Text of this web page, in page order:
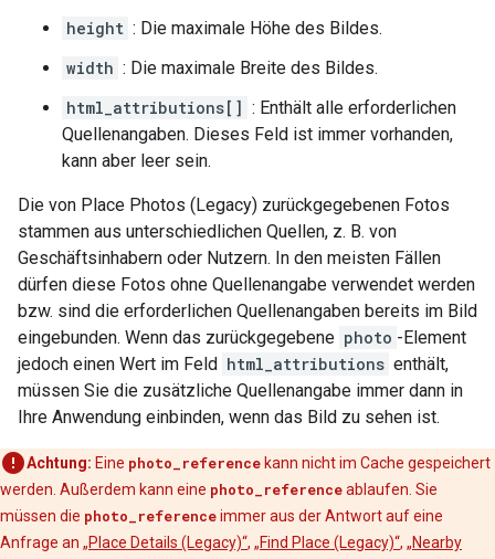
height : Die maximale Höhe des Bildes.
width : Die maximale Breite des Bildes.
html_attributions[] : Enthält alle erforderlichen
Quellenangaben. Dieses Feld ist immer vorhanden,
kann aber leer sein.
Die von Place Photos (Legacy) zurückgegebenen Fotos
stammen aus unterschiedlichen Quellen, z. B. von
Geschäftsinhabern oder Nutzern. In den meisten Fällen
dürfen diese Fotos ohne Quellenangabe verwendet werden
bzw. sind die erforderlichen Quellenangaben bereits im Bild
eingebunden. Wenn das zurückgegebene photo -Element
jedoch einen Wert im Feld html_attributions enthält,
müssen Sie die zusätzliche Quellenangabe immer dann in
Ihre Anwendung einbinden, wenn das Bild zu sehen ist.
Achtung: Eine photo_reference kann nicht im Cache gespeichert
werden. Außerdem kann eine photo_referenceablaufen. Sie
müssen die photo_referenceimmer aus der Antwort auf eine
Anfrage an „Place Details (Legacy)“, „Find Place (Legacy)“, „Nearby